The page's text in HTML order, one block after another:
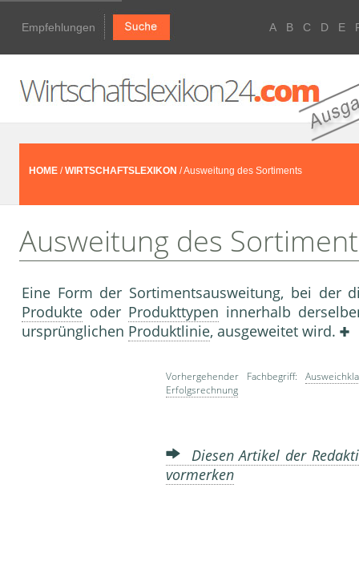
Empfehlungen A B C D E
HOME /WIRTSCHAFTSLEXIKON / Ausweitung des Sortiments
Ausweitung des
Eine Form der Sortimentsausweitung, bei der
Produkte oder Produkttypen innerhalb
ursprünglichen Produktlinie, ausgeweitet wird.
Vorhergehender Fachbegriff:
Erfolgsrechnung
Diesen Artikel der
vormerken